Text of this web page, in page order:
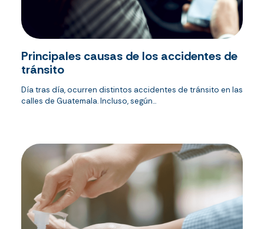
Principales causas de los accidentes de
tránsito
Día tras día, ocurren distintos accidentes de tránsito en las
calles de Guatemala. Incluso, según...